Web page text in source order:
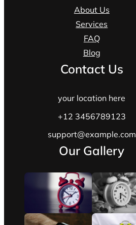
About Us
Services
FAQ
Blog
Contact Us
your location here
+12 3456789123
support@example.com
Our Gallery